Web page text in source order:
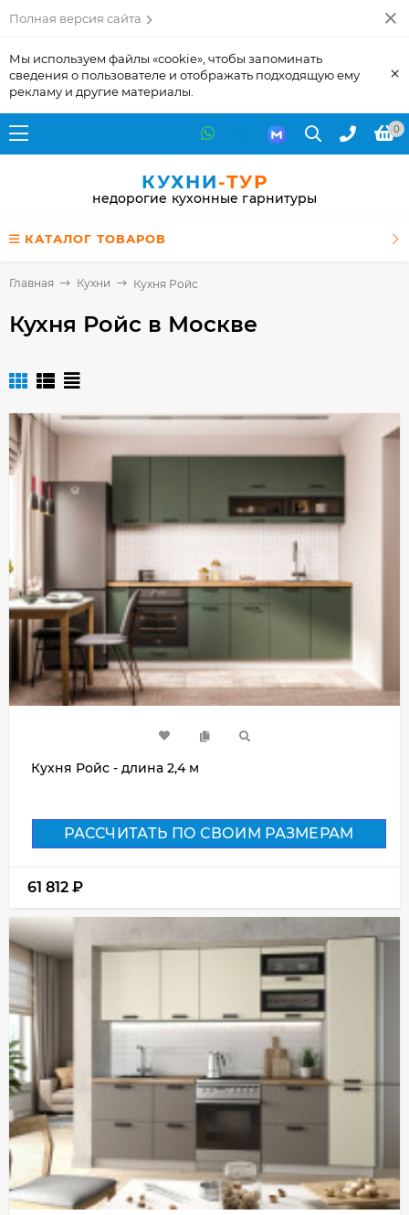
Полная версия сайта
Мы используем файлы «cookie», чтобы запоминать
сведения о пользователе и отображать подходящую ему
рекламу и другие материалы.
×
0
КУХНИ-ТУР
недорогие кухонные гарнитуры
КАТАЛОГ ТОВАРОВ
Главная Кухни Кухня Ройс
Кухня Ройс в Москве
Кухня Ройс - длина 2,4 м
РАССЧИТАТЬ ПО СВОИМ РАЗМЕРАМ
61 812 ₽